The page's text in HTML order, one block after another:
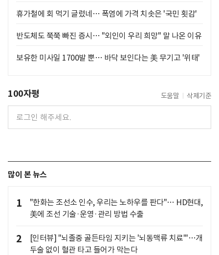
휴가철에 회 먹기 글렀네… 폭염에 가격 치솟은 '국민 횟감'
반도체도 쭉쭉 빠진 증시… "외인이 우리 희망" 말 나온 이유
보유한 미사일 1700발 뿐… 바닥 보인다는 美 무기고 '위태'
100자평 도움말 삭제기준
많이 본 뉴스
1
"한화는 조선소 인수, 우리는 노하우를 판다"… HD현대,
美에 조선 기술·운영·관리 방법 수출
2
[인터뷰] "뇌졸중 골든타임 지키는 '뇌동맥류 치료'"…개
두술 없이 혈관 타고 들어가 막는다